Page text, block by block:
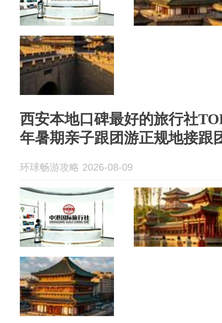
西安本地口碑最好的旅行社
年暑期亲子跟团游正规地接跟
环球畅游攻略 2026-08-09